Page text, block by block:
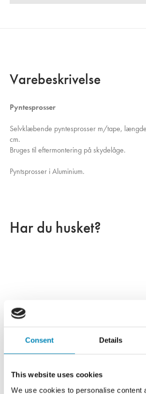
Consent Details
This website uses cookies
We use cookies to personalise content
Varebeskrivelse
Pyntesprosser
Selvklæbende pyntesprosser m/tape,
cm.
Bruges til eftermontering på skydelåge.
Pyntsprosser i Aluminium.
Har du husket?